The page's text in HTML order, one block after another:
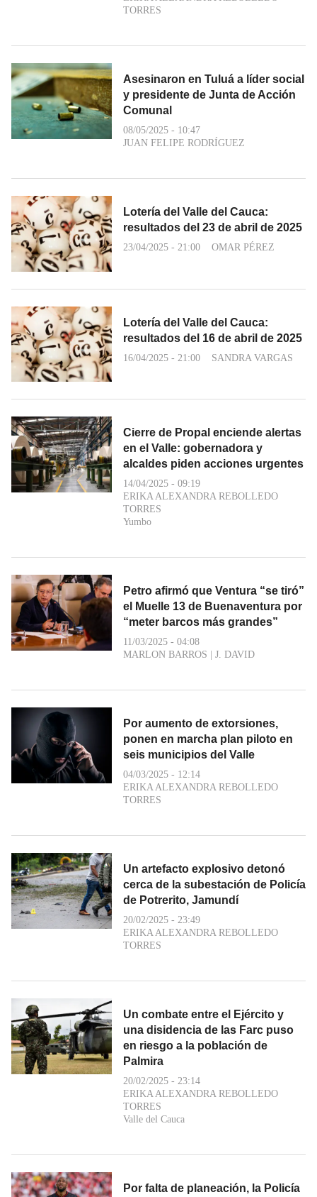
TORRES
Asesinaron en Tuluá a líder social
y presidente de Junta de Acción
Comunal
08/05/2025 - 10:47
JUAN FELIPE RODRÍGUEZ
Lotería del Valle del Cauca:
resultados del 23 de abril de 2025
23/04/2025 - 21:00 OMAR PÉREZ
Lotería del Valle del Cauca:
resultados del 16 de abril de 2025
16/04/2025 - 21:00 SANDRA VARGAS
Cierre de Propal enciende alertas
en el Valle: gobernadora y
alcaldes piden acciones urgentes
14/04/2025 - 09:19
ERIKA ALEXANDRA REBOLLEDO
TORRES
Yumbo
Petro afirmó que Ventura “se tiró”
el Muelle 13 de Buenaventura por
“meter barcos más grandes”
11/03/2025 - 04:08
MARLON BARROS
J. DAVID
Por aumento de extorsiones,
ponen en marcha plan piloto en
seis municipios del Valle
04/03/2025 - 12:14
ERIKA ALEXANDRA REBOLLEDO
TORRES
Un artefacto explosivo detonó
cerca de la subestación de Policía
de Potrerito, Jamundí
20/02/2025 - 23:49
ERIKA ALEXANDRA REBOLLEDO
TORRES
Un combate entre el Ejército y
una disidencia de las Farc puso
en riesgo a la población de
Palmira
20/02/2025 - 23:14
ERIKA ALEXANDRA REBOLLEDO
TORRES
Valle del Cauca
Por falta de planeación, la Policía